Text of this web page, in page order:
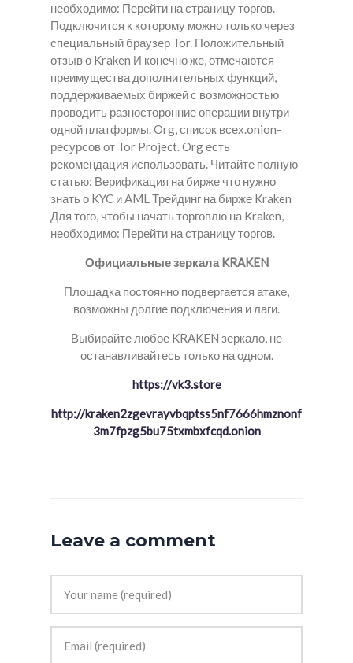
необходимо: Перейти на страницу торгов.
Подключится к которому можно только через
специальный браузер Tor. Положительный
отзыв о Kraken И конечно же, отмечаются
преимущества дополнительных функций,
поддерживаемых биржей с возможностью
проводить разносторонние операции внутри
одной платформы. Org, список всех.onion-
ресурсов от Tor Project. Org есть
рекомендация использовать. Читайте полную
статью: Верификация на бирже что нужно
знать о KYC и AML Трейдинг на бирже Kraken
Для того, чтобы начать торговлю на Kraken,
необходимо: Перейти на страницу торгов.
Официальные зеркала KRAKEN
Площадка постоянно подвергается атаке,
возможны долгие подключения и лаги.
Выбирайте любое KRAKEN зеркало, не
останавливайтесь только на одном.
https://vk3.store
http://kraken2zgevrayvbqptss5nf7666hmznonf
3m7fpzg5bu75txmbxfcqd.onion
Leave a comment